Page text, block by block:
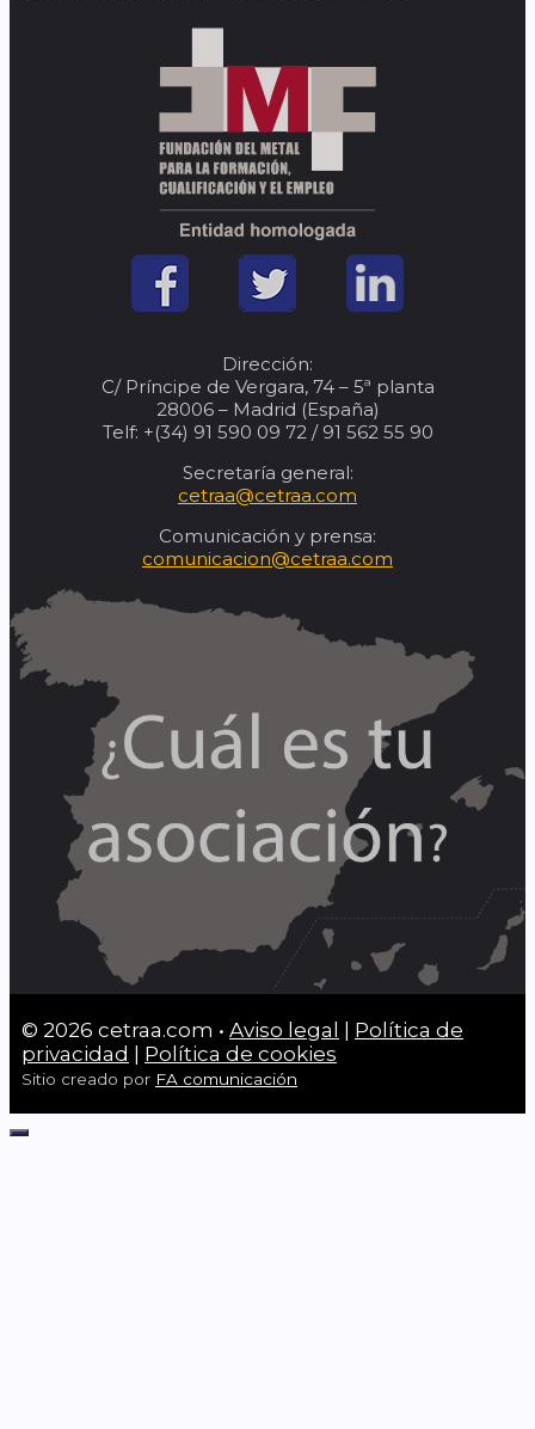
Dirección:
C/ Príncipe de Vergara, 74 – 5ª planta
28006 – Madrid (España)
Telf: +(34) 91 590 09 72 / 91 562 55 90
Secretaría general:
cetraa@cetraa.com
Comunicación y prensa:
comunicacion@cetraa.com
© 2026 cetraa.com • Aviso legal
Política de
privacidad
Política de cookies
Sitio creado por FA comunicación
Cerrar